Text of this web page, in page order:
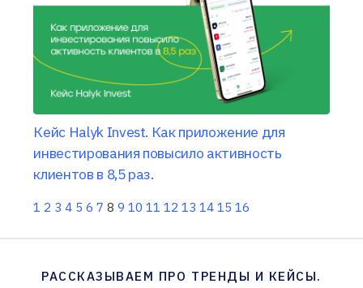
Кейс Halyk Invest. Как приложение для
инвестирования повысило активность
клиентов в 8,5 раз.
1 2 3 4 5 6 7 8 9 10 11 12 13 14 15 16
РАССКАЗЫВАЕМ ПРО ТРЕНДЫ И КЕЙСЫ.